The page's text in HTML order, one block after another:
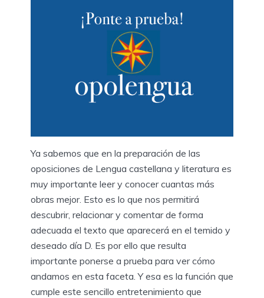
Ya sabemos que en la preparación de las
oposiciones de Lengua castellana y literatura es
muy importante leer y conocer cuantas más
obras mejor. Esto es lo que nos permitirá
descubrir, relacionar y comentar de forma
adecuada el texto que aparecerá en el temido y
deseado día D. Es por ello que resulta
importante ponerse a prueba para ver cómo
andamos en esta faceta. Y esa es la función que
cumple este sencillo entretenimiento que